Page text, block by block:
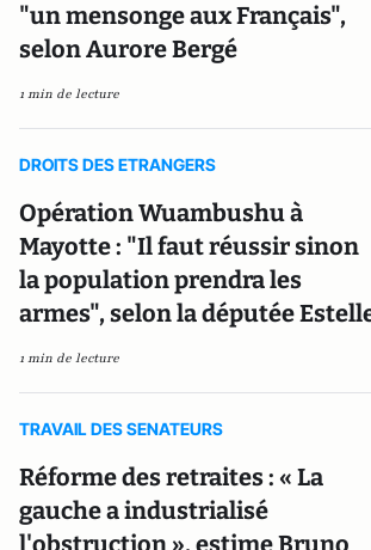
"un mensonge aux Français",
selon Aurore Bergé
1 min de lecture
DROITS DES ETRANGERS
Opération Wuambushu à
Mayotte : "Il faut réussir sinon
la population prendra les
armes", selon la députée
1 min de lecture
TRAVAIL DES SENATEURS
Réforme des retraites : « La
gauche a industrialisé
l'obstruction », estime Bruno